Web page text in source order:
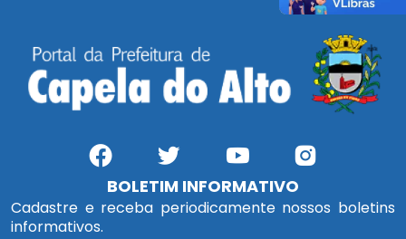
BOLETIM INFORMATIVO
Cadastre e receba periodicamente nossos boletins
informativos.